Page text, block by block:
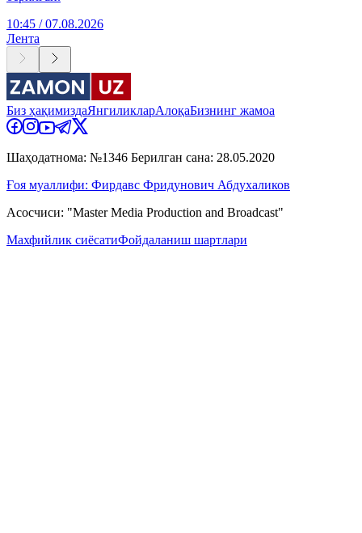
10:45 / 07.08.2026
Лента
Биз ҳақимиздаЯнгиликларАлоқаБизнинг жамоа
Шаҳодатнома: №1346 Берилган сана: 28.05.2020
Ғоя муаллифи: Фирдавс Фридунович Абдухаликов
Асосчиси: "Master Media Production and Broadcast"
Махфийлик сиёсатиФойдаланиш шартлари